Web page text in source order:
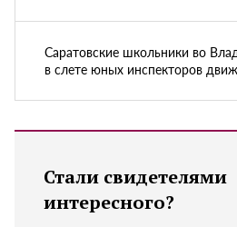
Саратовские школьники во
в слете юных инспекторов
Стали свидетелями
интересного?